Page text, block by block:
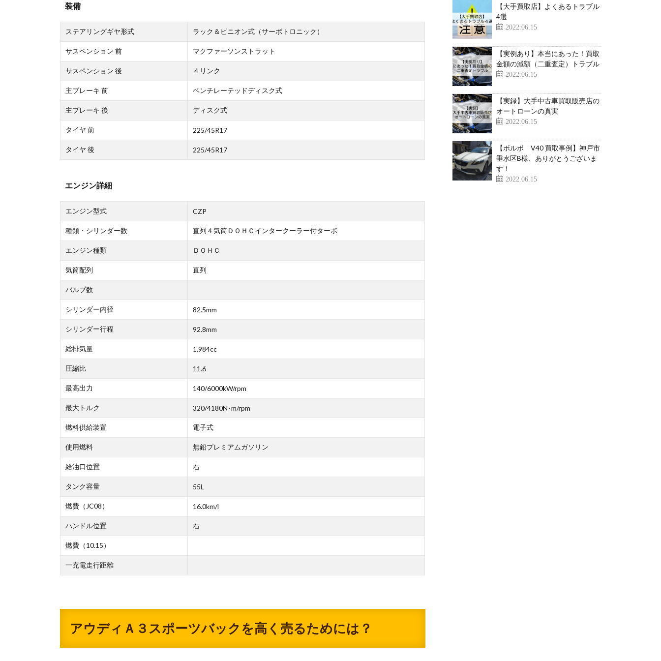
装備
ステアリングギヤ形式 ラック＆ピニオン式（サーボトロニック）
サスペンション 前 マクファーソンストラット
サスペンション 後 ４リンク
主ブレーキ 前 ベンチレーテッドディスク式
主ブレーキ 後 ディスク式
タイヤ 前 225/45R17
タイヤ 後 225/45R17
エンジン詳細
エンジン型式 CZP
種類・シリンダー数 直列４気筒ＤＯＨＣインタークーラー付ターボ
エンジン種類 ＤＯＨＣ
気筒配列 直列
バルブ数
シリンダー内径 82.5mm
シリンダー行程 92.8mm
総排気量 1,984cc
圧縮比 11.6
最高出力 140/6000kW/rpm
最大トルク 320/4180N･m/rpm
燃料供給装置 電子式
使用燃料 無鉛プレミアムガソリン
給油口位置 右
タンク容量 55L
燃費（JC08） 16.0km/l
ハンドル位置 右
燃費（10.15）
一充電走行距離
アウディＡ３スポーツバックを高く売るためには？
【大手買取店】よくあるトラブル
4選
2022.06.15
【実例あり】本当にあった！買取
金額の減額（二重査定）トラブル
2022.06.15
【実録】大手中古車買取販売店の
オートローンの真実
2022.06.15
【ボルボ V40 買取事例】神戸市
垂水区B様、ありがとうございま
す！
2022.06.15